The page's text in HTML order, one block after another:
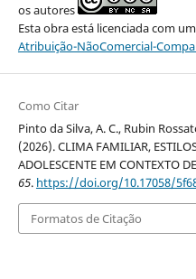
os autores
Esta obra está licenciada com
Atribuição-NãoComercial-
Como Citar
Pinto da Silva, A. C., Rubin
(2026). CLIMA FAMILIAR,
ADOLESCENTE EM CONTEXTO
65. https://doi.org/10.17058/
Formatos de Citação